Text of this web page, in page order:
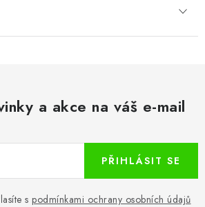
a akce na váš e-mail
s podmínkami ochrany osobních údajů
PŘIHLÁSIT SE